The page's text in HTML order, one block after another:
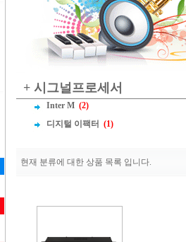
+ 시그널프로세서
Inter M (2)
디지털 이팩터 (1)
현재 분류에 대한 상품 목록 입니다.